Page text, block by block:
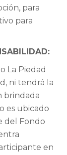
para
para
La Piedad
ni tendrá la
brindada
es ubicado
del Fondo
en